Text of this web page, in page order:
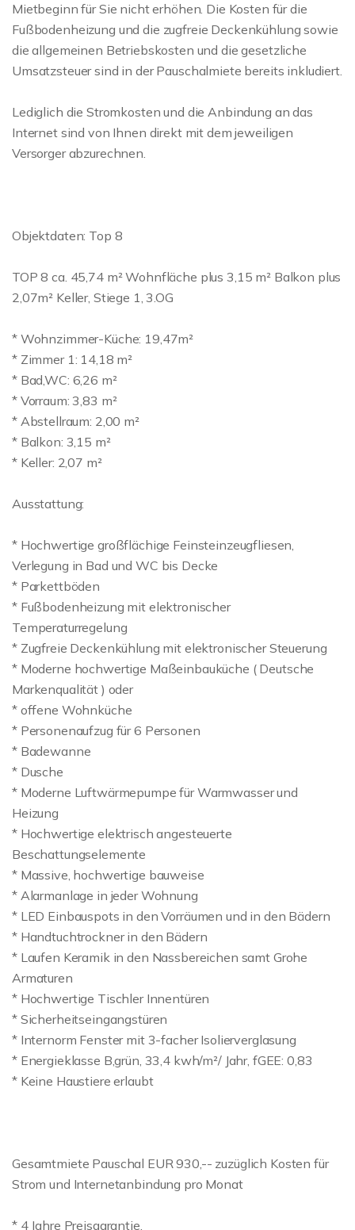
Mietbeginn für Sie nicht erhöhen. Die Kosten für die
Fußbodenheizung und die zugfreie Deckenkühlung sowie
die allgemeinen Betriebskosten und die gesetzliche
Umsatzsteuer sind in der Pauschalmiete bereits inkludiert.
Lediglich die Stromkosten und die Anbindung an das
Internet sind von Ihnen direkt mit dem jeweiligen
Versorger abzurechnen.
Objektdaten: Top 8
TOP 8 ca. 45,74 m² Wohnfläche plus 3,15 m² Balkon plus
2,07m² Keller, Stiege 1, 3.OG
* Wohnzimmer-Küche: 19,47m²
* Zimmer 1: 14,18 m²
* Bad,WC: 6,26 m²
* Vorraum: 3,83 m²
* Abstellraum: 2,00 m²
* Balkon: 3,15 m²
* Keller: 2,07 m²
Ausstattung:
* Hochwertige großflächige Feinsteinzeugfliesen,
Verlegung in Bad und WC bis Decke
* Parkettböden
* Fußbodenheizung mit elektronischer
Temperaturregelung
* Zugfreie Deckenkühlung mit elektronischer Steuerung
* Moderne hochwertige Maßeinbauküche ( Deutsche
Markenqualität ) oder
* offene Wohnküche
* Personenaufzug für 6 Personen
* Badewanne
* Dusche
* Moderne Luftwärmepumpe für Warmwasser und
Heizung
* Hochwertige elektrisch angesteuerte
Beschattungselemente
* Massive, hochwertige bauweise
* Alarmanlage in jeder Wohnung
* LED Einbauspots in den Vorräumen und in den Bädern
* Handtuchtrockner in den Bädern
* Laufen Keramik in den Nassbereichen samt Grohe
Armaturen
* Hochwertige Tischler Innentüren
* Sicherheitseingangstüren
* Internorm Fenster mit 3-facher Isolierverglasung
* Energieklasse B,grün, 33,4 kwh/m²/ Jahr, fGEE: 0,83
* Keine Haustiere erlaubt
Gesamtmiete Pauschal EUR 930,-- zuzüglich Kosten für
Strom und Internetanbindung pro Monat
* 4 Jahre Preisgarantie,